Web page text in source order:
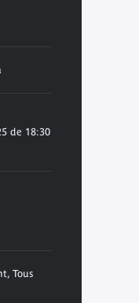
de 18:30
Tous